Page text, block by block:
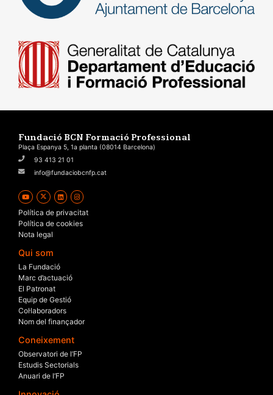
Fundació BCN Formació Professional
Plaça Espanya 5, 1a planta (08014 Barcelona)
93 413 21 01
info@fundaciobcnfp.cat
Política de privacitat
Política de cookies
Nota legal
Qui som
La Fundació
Marc d’actuació
El Patronat
Equip de Gestió
Col·laboradors
Nom del finançador
Coneixement
Observatori de l’FP
Estudis Sectorials
Anuari de l’FP